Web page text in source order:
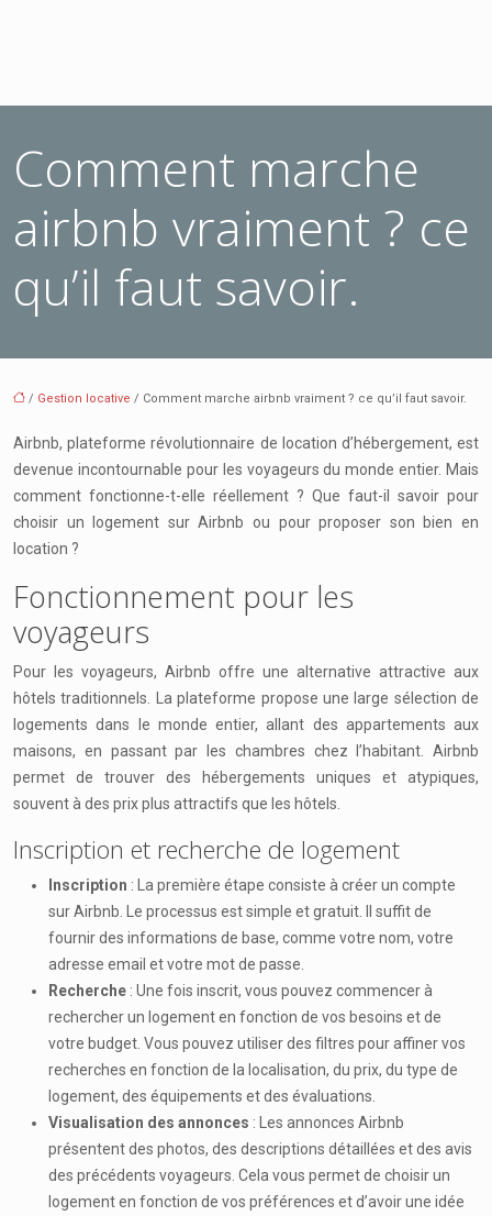
Comment marche
airbnb vraiment ? ce
qu’il faut savoir.
/ Gestion locative / Comment marche airbnb vraiment ? ce qu’il faut savoir.
Airbnb, plateforme révolutionnaire de location d’hébergement, est
devenue incontournable pour les voyageurs du monde entier. Mais
comment fonctionne-t-elle réellement ? Que faut-il savoir pour
choisir un logement sur Airbnb ou pour proposer son bien en
location ?
Fonctionnement pour les
voyageurs
Pour les voyageurs, Airbnb offre une alternative attractive aux
hôtels traditionnels. La plateforme propose une large sélection de
logements dans le monde entier, allant des appartements aux
maisons, en passant par les chambres chez l’habitant. Airbnb
permet de trouver des hébergements uniques et atypiques,
souvent à des prix plus attractifs que les hôtels.
Inscription et recherche de logement
Inscription : La première étape consiste à créer un compte
sur Airbnb. Le processus est simple et gratuit. Il suffit de
fournir des informations de base, comme votre nom, votre
adresse email et votre mot de passe.
Recherche : Une fois inscrit, vous pouvez commencer à
rechercher un logement en fonction de vos besoins et de
votre budget. Vous pouvez utiliser des filtres pour affiner vos
recherches en fonction de la localisation, du prix, du type de
logement, des équipements et des évaluations.
Visualisation des annonces : Les annonces Airbnb
présentent des photos, des descriptions détaillées et des avis
des précédents voyageurs. Cela vous permet de choisir un
logement en fonction de vos préférences et d’avoir une idée